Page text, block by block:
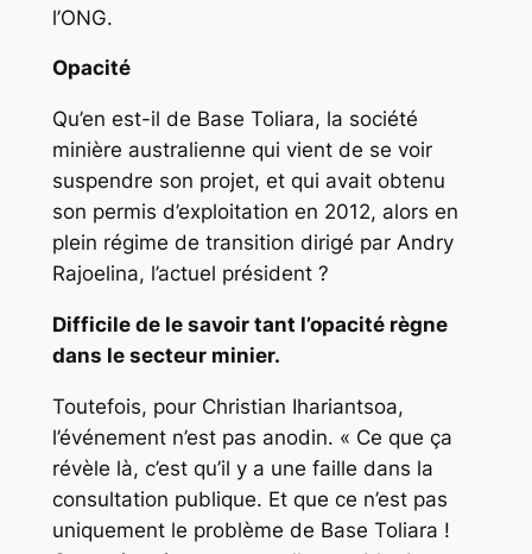
l’ONG.
Opacité
Qu’en est-il de Base Toliara, la société
minière australienne qui vient de se voir
suspendre son projet, et qui avait obtenu
son permis d’exploitation en 2012, alors en
plein régime de transition dirigé par Andry
Rajoelina, l’actuel président ?
Difficile de le savoir tant l’opacité règne
dans le secteur minier.
Toutefois, pour Christian Ihariantsoa,
l’événement n’est pas anodin. « Ce que ça
révèle là, c’est qu’il y a une faille dans la
consultation publique. Et que ce n’est pas
uniquement le problème de Base Toliara !